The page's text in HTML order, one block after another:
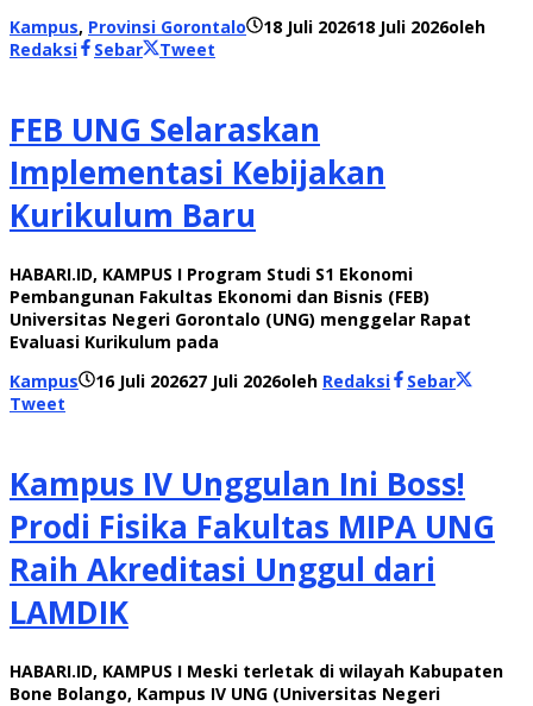
Kampus, Provinsi Gorontalo 18 Juli 202618 Juli 2026oleh
Redaksi
Sebar Tweet
FEB UNG Selaraskan
Implementasi Kebijakan
Kurikulum Baru
HABARI.ID, KAMPUS I Program Studi S1 Ekonomi
Pembangunan Fakultas Ekonomi dan Bisnis (FEB)
Universitas Negeri Gorontalo (UNG) menggelar Rapat
Evaluasi Kurikulum pada
Kampus
16 Juli 202627 Juli 2026oleh Redaksi
Sebar
Tweet
Kampus IV Unggulan Ini Boss!
Prodi Fisika Fakultas MIPA UNG
Raih Akreditasi Unggul dari
LAMDIK
HABARI.ID, KAMPUS I Meski terletak di wilayah Kabupaten
Bone Bolango, Kampus IV UNG (Universitas Negeri